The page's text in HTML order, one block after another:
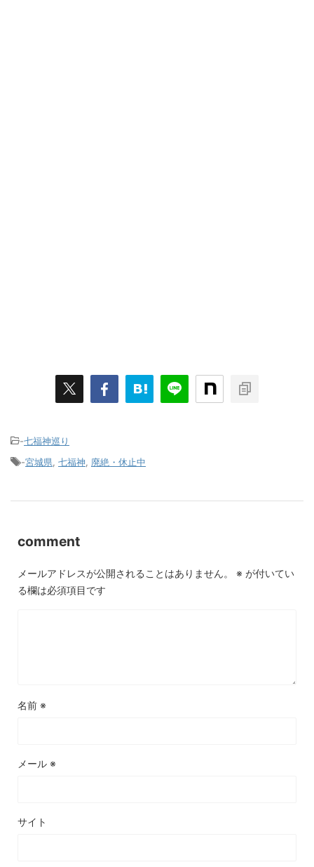
-七福神巡り
-宮城県 七福神 廃絶・休止中
comment
メールアドレスが公開されることはありません。 ※ が付いてい
る欄は必須項目です
名前 ※
メール ※
サイト